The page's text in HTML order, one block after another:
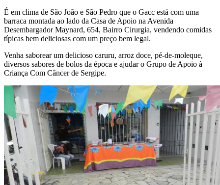
É em clima de São João e São Pedro que o Gacc está com uma
barraca montada ao lado da Casa de Apoio na Avenida
Desembargador Maynard, 654, Bairro Cirurgia, vendendo comidas
típicas bem deliciosas com um preço bem legal.
Venha saborear um delicioso caruru, arroz doce, pé-de-moleque,
diversos sabores de bolos da época e ajudar o Grupo de Apoio à
Criança Com Câncer de Sergipe.